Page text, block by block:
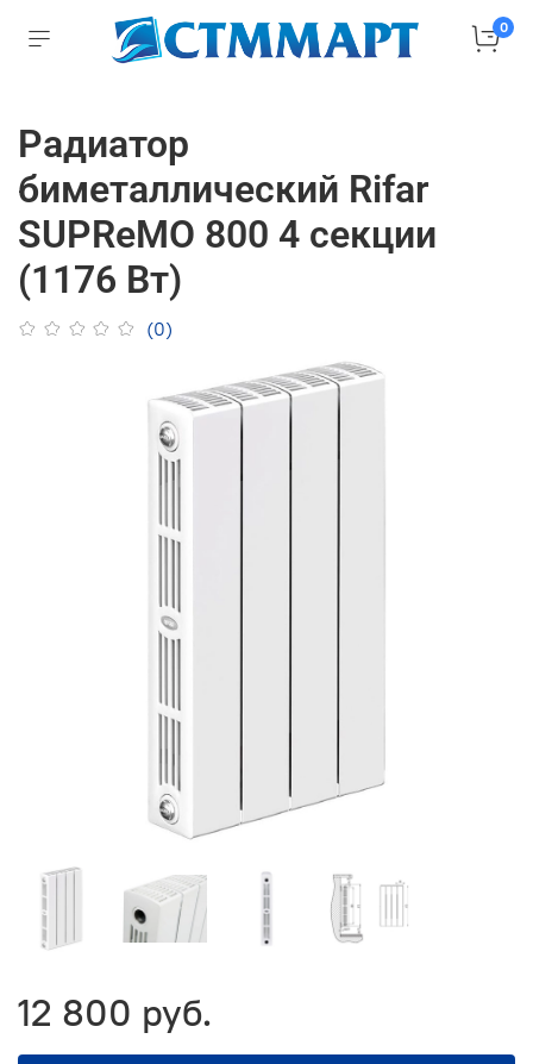
0
Радиатор
биметаллический Rifar
SUPReMO 800 4 секции
(1176 Вт)
(0)
12 800 руб.